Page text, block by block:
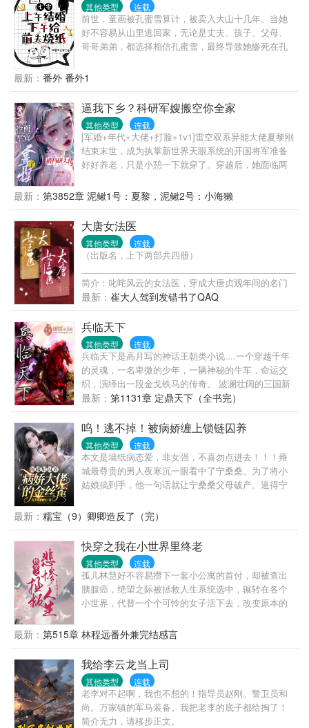
其他类型 连载
前世，童画被孔蜜雪算计，被卖入大山十几年。当她
好不容易从山里逃回家，无论是丈夫、孩子、父母、
哥哥弟弟，都选择相信孔蜜雪，最终导致她惨死在孔
有人断绝关系，她不侍候了！前夫：她知道错了吗？
夫：她知道错了吗？知道错了，我就去乡下把她接回
来。朋友：她自己考上大学回来了。前夫：她知错了
吗？知道错了，我就再办一次婚礼，娶她过门。朋
友：她结婚了。前夫：不可能！朋友：她现在是你小
婶了。~~~~~~童画顾司：玫瑰不用长高，王子会为她
弯腰。没有什么是正确的选择，但可以去努力让自己
最新： 番外 番外1
逼我下乡？科研军嫂搬空你全家
其他类型 连载
[军婚+年代+大佬+打脸+1v1]雷空双系异能大佬夏黎刚
结束末世，成为执掌新世界天眼系统的开国将军准备
好好养老，只是小憩一下就穿了。穿越后，她面临两
以为是妈宝男，要么下乡去穷乡僻壤的地方当知青。
夏黎：拳头硬了！就这样的小白脸，我一拳能打一个
加强连！努力为首长爹官复原职，成为首长爹最贴心
的米虫小棉袄好好养老他不香吗？可是努力着，努力
着，夏黎回头一看。嗯？我这军职怎么比我首长爹还
高了？南岛一大队来了位漂亮新知青，小姑娘一身痞
气，听说一脚就能把人踹骨折，思想不正，和她亲近
绝对会倒霉！不久后……队员们挑着扁担，挥汗如雨
的为甘蔗地浇水。夏黎靠着玻璃瓶子、注射器弄出自
痛。夏梨用一点儿盐和碳粉做成干电池，用上免费电
灯。队员们：不行！！！夏黎必须得好好亲近！夏
黎：谢邀，已被特招入伍，目前在“国家队”。——海军
陆战队最冷漠、禁欲，无人敢亲近的军官陆定远，第
一次见未来媳妇，她在和人贩子买孩子（误）。第二
次见媳妇，她在黑市倒买倒卖（误）。第三次见媳
妇，她在帮特务修无线电发射台（误）。陆定远：
……后来：真香！
最新： 第3852章 泥鳅1号：夏黎，泥鳅2号：小海獭
大唐女法医
其他类型 连载
（出版名，上下两部共四册）
简介：叱咤风云的女法医，穿成大唐贞观年间的名门
弃女。
最新： 崔大人驾到发错书了QAQ
兵临天下
其他类型 连载
兵临天下是高月写的神话王朝类小说....一个穿越千年
的灵魂，一名卑微的少年，一辆神秘的牛车，命运交
织，演绎出一段金戈铁马的传奇。 波澜壮阔的三国新
争霸史由此拉开了序幕。 ======= 高月作品：《大
唐万户侯》、《名门》、《大明官途》、《天下》、
《皇族》、《天下枭雄》本本皆是精品，人品保证
最新： 第1131章 定鼎天下（全书完）
呜！逃不掉！被病娇缠上锁链囚养
其他类型 连载
本文是墙纸病态爱，非女强，不喜勿点进去！！！雍
城最尊贵的男人夜寒沉一眼看中了宁桑桑。为了将小
姑娘搞到手，他一句话就让宁桑桑父母破产。逼得宁
娘，本来想好好宠溺疼爱她，可她竟然心里有别人。
夜寒沉只能嗜血的咬上小姑娘的脖子，留下印记，把
她偏执疯狂的关在婚房的阁楼上，日日疼爱，一步都
不准离开！
最新： 糯宝（9）卿卿造反了（完）
快穿之我在小世界里终老
其他类型 连载
孤儿林慧好不容易攒下一套小公寓的首付，却被查出
胰腺癌，绝望之际被拯救人生系统选中，辗转在各个
小世界，代替一个个可怜的女子活下去，改变原本的
那么快，无CP,无男主，也不会有太多感情戏，谨慎入
坑。一、七零女知青（完结）二、招赘的小姐（完
结）三、富家女（完结）四、被休弃的妇人（连载
中）
最新： 第515章 林程远番外兼完结感言
我给李云龙当上司
其他类型 连载
老李对不起啊，我也不想的！指导员赵刚。警卫员和
尚。万家镇的军马装备。我把老李的底子都给掏了！
简介无力，请移步正文。